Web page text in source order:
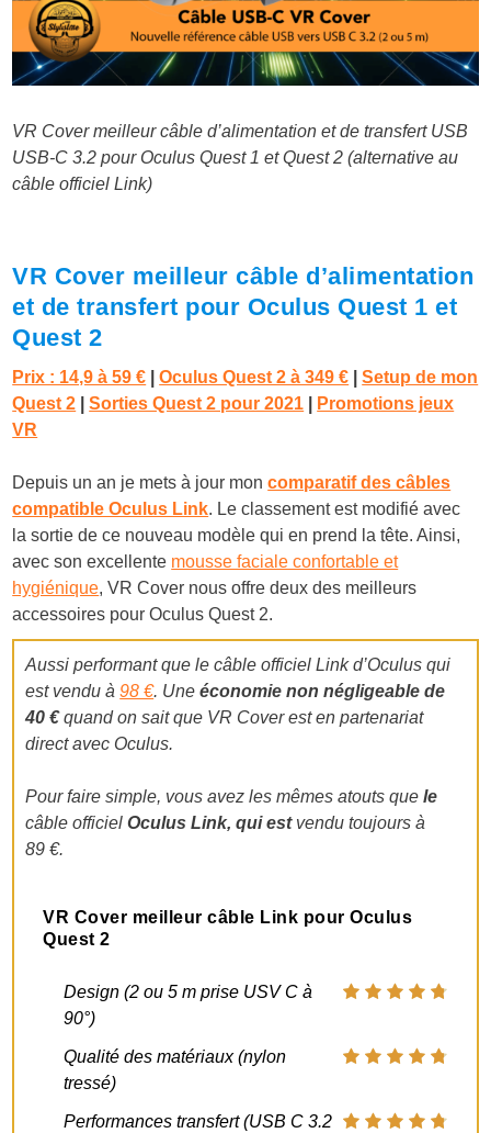
VR Cover meilleur câble d’alimentation et de transfert USB
USB-C 3.2 pour Oculus Quest 1 et Quest 2 (alternative au
câble officiel Link)
VR Cover meilleur câble d’alimentation
et de transfert pour Oculus Quest 1 et
Quest 2
Prix : 14,9 à 59 € Oculus Quest 2 à 349 € |Setup de mon
Quest 2 |Sorties Quest 2 pour 2021
Promotions jeux
VR
Depuis un an je mets à jour moncomparatif des câbles
compatible Oculus Link. Le classement est modifié avec
la sortie de ce nouveau modèle qui en prend la tête. Ainsi,
avec son excellente mousse faciale confortable et
hygiénique, VR Cover nous offre deux des meilleurs
accessoires pour Oculus Quest 2.
Aussi performant que le câble officiel Link d’Oculus qui
est vendu à98 €. Uneéconomie non négligeable de
40 €quand on sait que VR Cover est en partenariat
direct avec Oculus.
Pour faire simple, vous avez les mêmes atouts quele
câble officielOculus Link, qui est vendu toujours à
89 €.
VR Cover meilleur câble Link pour Oculus
Quest 2
Design (2 ou 5 m prise USV C à
90°)
Qualité des matériaux (nylon
tressé)
Performances transfert (USB C 3.2